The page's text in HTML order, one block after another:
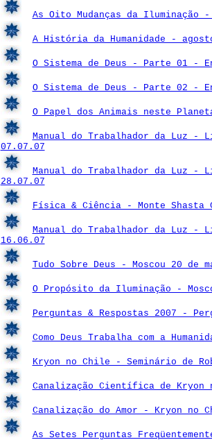
As Oito Mudanças da
A História da Humanidade -
O Sistema de Deus - Parte 01 -
O Sistema de Deus - Parte 02 -
O Papel dos Animais neste
Manual do Trabalhador da Luz -
07.07.07
Manual do Trabalhador da Luz -
28.07.07
Física & Ciência - Monte
Manual do Trabalhador da Luz -
16.06.07
Tudo Sobre Deus - Moscou 20 de
O Propósito da Iluminação -
Perguntas & Respostas 2007 -
Como Deus Trabalha com a
Kryon no Chile - Seminário de
Canalização Científica de Kryon
Canalização do Amor - Kryon no
As Setes Perguntas